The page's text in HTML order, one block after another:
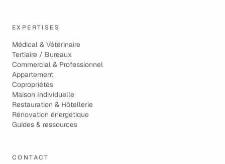
EXPERTISES
Médical & Vétérinaire
Tertiaire / Bureaux
Commercial & Professionnel
Appartement
Copropriétés
Maison Individuelle
Restauration & Hôtellerie
Rénovation énergétique
Guides & ressources
CONTACT